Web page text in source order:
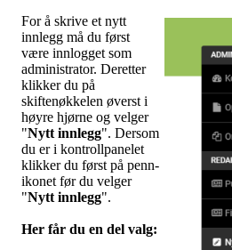
For å skrive et nytt
innlegg må du først
være innlogget som
administrator. Deretter
klikker du på
skiftenøkkelen øverst i
høyre hjørne og velger
"Nytt innlegg". Dersom
du er i kontrollpanelet
klikker du først på penn-
ikonet før du velger
"Nytt innlegg".
Her får du en del valg: